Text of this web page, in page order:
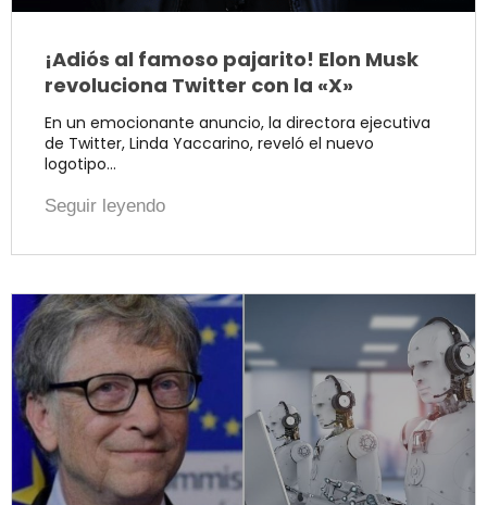
¡Adiós al famoso pajarito! Elon Musk
revoluciona Twitter con la «X»
En un emocionante anuncio, la directora ejecutiva
de Twitter, Linda Yaccarino, reveló el nuevo
logotipo…
Seguir leyendo